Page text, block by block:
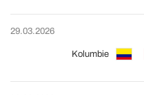
29.03.2026
Kolumbie